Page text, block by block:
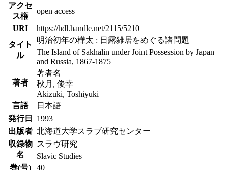
アクセ
ス権
open access
URI
https://hdl.handle.net/2115/5210
タイト
ル
明治初年の樺太 : 日露雑居をめぐる諸問題
The Island of Sakhalin under Joint Possession by Japan
and Russia, 1867-1875
著者
著者名
秋月, 俊幸
Akizuki, Toshiyuki
言語
日本語
発行日
1993
出版者 北海道大学スラブ研究センター
収録物
名
スラヴ研究
Slavic Studies
巻(号)
40